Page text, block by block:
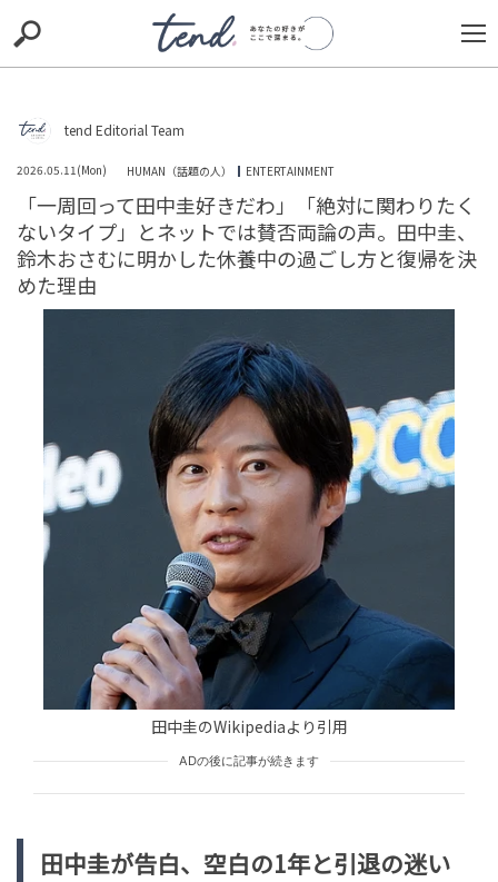
TIE-UP お出かけ original RECOMMED
trill nordot RECOMMEND ARENA TOP
「ピタリ賞自体がすごいのにあのわかりにくいメニュー
でよくあてたな〜」ディズニー高額ゴチで超絶偏食家が
まさかのミラクル⁈
HUMAN（話題の人）
ENTERTAINMENT
tend Editorial Team
「設計図、全部白紙な」家を建て替える予定を独断で変
更した父。だが、反対した他の家族に対して、父が放っ
た言葉に絶句
TREND（トレンド深堀）
tend Editorial Team
「あら、やっぱり味が薄いわねぇ」と私の作った料理に
一変
tend Editorial Team
Unmute /
tend Editorial Team
2026.05.11(Mon) HUMAN（話題の人） ENTERTAINMENT
「一周回って田中圭好きだわ」「絶対に関わりたく
ないタイプ」とネットでは賛否両論の声。田中圭、
鈴木おさむに明かした休養中の過ごし方と復帰を決
めた理由
田中圭のWikipediaより引用
ADの後に記事が続きます
田中圭が告白、空白の1年と引退の迷い